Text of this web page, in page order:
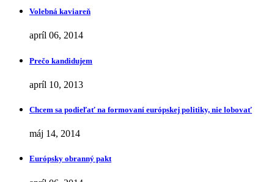
Volebná kaviareň
apríl 06, 2014
Prečo kandidujem
apríl 10, 2013
Chcem sa podieľať na formovaní európskej politiky, nie lobovať
máj 14, 2014
Európsky obranný pakt